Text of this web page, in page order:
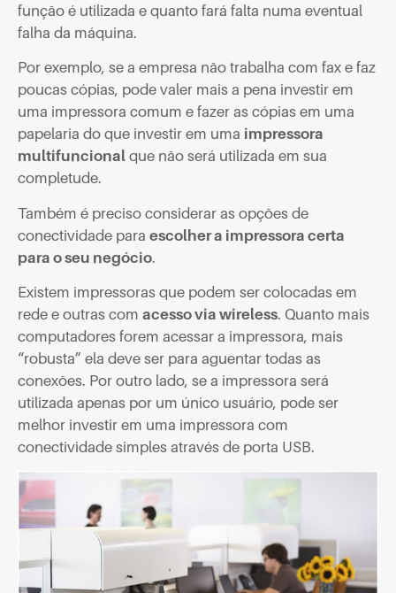
função é utilizada e quanto fará falta numa eventual
falha da máquina.
Por exemplo, se a empresa não trabalha com fax e faz
poucas cópias, pode valer mais a pena investir em
uma impressora comum e fazer as cópias em uma
papelaria do que investir em uma impressora
multifuncional que não será utilizada em sua
completude.
Também é preciso considerar as opções de
conectividade para escolher a impressora certa
para o seu negócio.
Existem impressoras que podem ser colocadas em
rede e outras com acesso via wireless. Quanto mais
computadores forem acessar a impressora, mais
“robusta” ela deve ser para aguentar todas as
conexões. Por outro lado, se a impressora será
utilizada apenas por um único usuário, pode ser
melhor investir em uma impressora com
conectividade simples através de porta USB.